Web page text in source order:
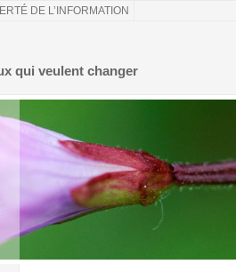
DE L’INFORMATION
qui veulent changer